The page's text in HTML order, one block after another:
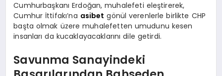
Cumhurbaşkanı Erdoğan, muhalefeti eleştirerek,
Cumhur İttifakı’na asibet gönül verenlerle birlikte CHP
başta olmak üzere muhalefetten umudunu kesen
insanları da kucaklayacaklarını dile getirdi.
Savunma Sanayindeki